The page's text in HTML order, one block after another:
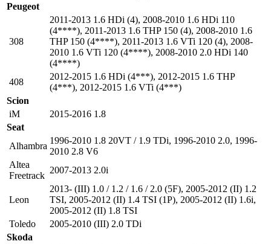
Peugeot
308
2011-2013 1.6 HDi (4), 2008-2010 1.6 HDi 110
(4****), 2011-2013 1.6 THP 150 (4), 2008-2010 1.6
THP 150 (4****), 2011-2013 1.6 VTi 120 (4), 2008-
2010 1.6 VTi 120 (4****), 2008-2010 2.0 HDi 140
(4****)
408
2012-2015 1.6 HDi (4***), 2012-2015 1.6 THP
(4***), 2012-2015 1.6 VTi (4***)
Scion
iM
2015-2016 1.8
Seat
Alhambra
1996-2010 1.8 20VT / 1.9 TDi, 1996-2010 2.0, 1996-
2010 2.8 V6
Altea
Freetrack
2007-2013 2.0i
Leon
2013- (III) 1.0 / 1.2 / 1.6 / 2.0 (5F), 2005-2012 (II) 1.2
TSI, 2005-2012 (II) 1.4 TSI (1P), 2005-2012 (II) 1.6i,
2005-2012 (II) 1.8 TSI
Toledo
2005-2010 (III) 2.0 TDi
Skoda